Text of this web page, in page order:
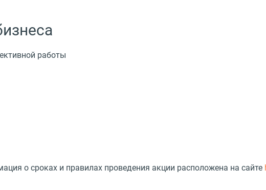
работы
о сроках и правилах проведения акции расположена на сайте